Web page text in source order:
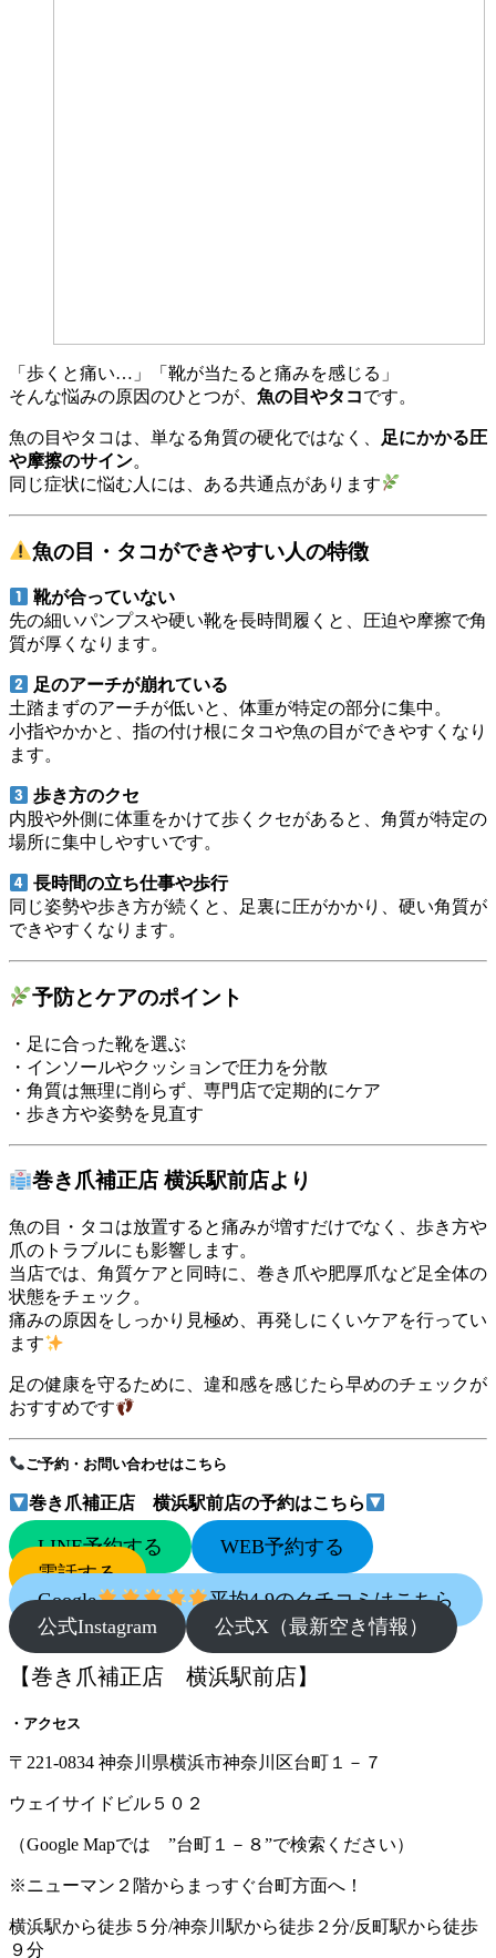
「歩くと痛い…」「靴が当たると痛みを感じる」
そんな悩みの原因のひとつが、 魚の目やタコです。
魚の目やタコは、単なる角質の硬化ではなく、
足にかかる圧
や摩擦のサイン。
同じ症状に悩む人には、ある共通点があります
魚の目・タコができやすい人の特徴
靴が合っていない
先の細いパンプスや硬い靴を長時間履くと、圧迫や摩擦で角
質が厚くなります。
足のアーチが崩れている
土踏まずのアーチが低いと、体重が特定の部分に集中。
小指やかかと、指の付け根にタコや魚の目ができやすくなり
ます。
歩き方のクセ
内股や外側に体重をかけて歩くクセがあると、角質が特定の
場所に集中しやすいです。
長時間の立ち仕事や歩行
同じ姿勢や歩き方が続くと、足裏に圧がかかり、硬い角質が
できやすくなります。
予防とケアのポイント
・足に合った靴を選ぶ
・インソールやクッションで圧力を分散
・角質は無理に削らず、専門店で定期的にケア
・歩き方や姿勢を見直す
巻き爪補正店 横浜駅前店より
魚の目・タコは放置すると痛みが増すだけでなく、歩き方や
爪のトラブルにも影響します。
当店では、角質ケアと同時に、巻き爪や肥厚爪など足全体の
状態をチェック。
痛みの原因をしっかり見極め、再発しにくいケアを行ってい
ます
足の健康を守るために、違和感を感じたら早めのチェックが
おすすめです
ご予約・お問い合わせはこちら
巻き爪補正店 横浜駅前店の予約はこちら
LINE予約する
WEB予約する
電話する
Google
平均4.9のクチコミはこちら
公式Instagram
公式X（最新空き情報）
【巻き爪補正店 横浜駅前店】
・アクセス
〒221-0834 神奈川県横浜市神奈川区台町１－７
ウェイサイドビル５０２
（Google Mapでは ”台町１－８”で検索ください）
※ニューマン２階からまっすぐ台町方面へ！
横浜駅から徒歩５分/神奈川駅から徒歩２分/反町駅から徒歩
９分